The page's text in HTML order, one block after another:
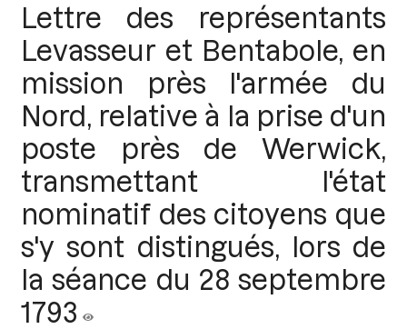
Lettre des représentants
Levasseur et Bentabole, en
mission près l'armée du
Nord, relative à la prise d'un
poste près de Werwick,
transmettant l'état
nominatif des citoyens que
s'y sont distingués, lors de
la séance du 28 septembre
1793